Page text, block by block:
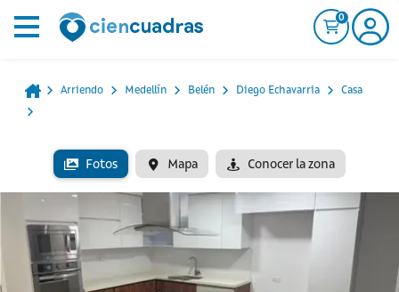
0
Arriendo Medellín Belén Diego Echavarria Casa
Fotos Mapa Conocer la zona